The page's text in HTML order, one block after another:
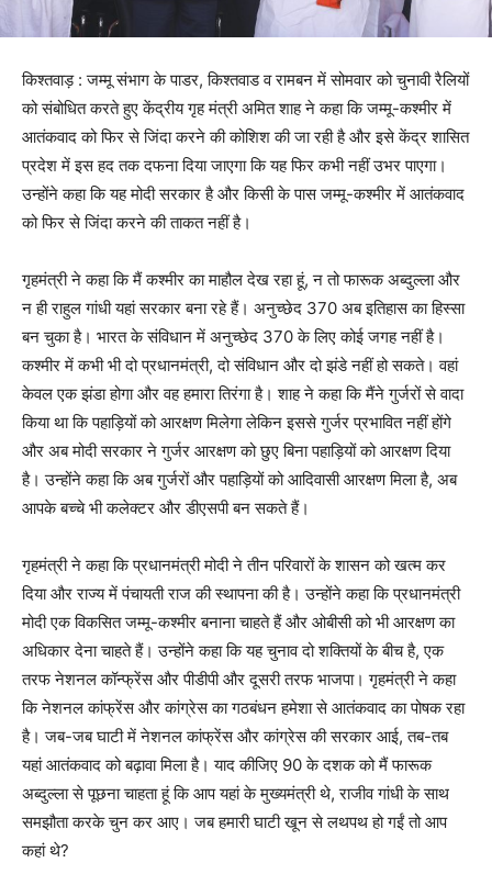
किश्तवाड़ : जम्मू संभाग के पाडर, किश्तवाड व रामबन में सोमवार को चुनावी रैलियों
को संबोधित करते हुए केंद्रीय गृह मंत्री अमित शाह ने कहा कि जम्मू-कश्मीर में
आतंकवाद को फिर से जिंदा करने की कोशिश की जा रही है और इसे केंद्र शासित
प्रदेश में इस हद तक दफना दिया जाएगा कि यह फिर कभी नहीं उभर पाएगा।
उन्होंने कहा कि यह मोदी सरकार है और किसी के पास जम्मू-कश्मीर में आतंकवाद
को फिर से जिंदा करने की ताकत नहीं है।
गृहमंत्री ने कहा कि मैं कश्मीर का माहौल देख रहा हूं, न तो फारूक अब्दुल्ला और
न ही राहुल गांधी यहां सरकार बना रहे हैं। अनुच्छेद 370 अब इतिहास का हिस्सा
बन चुका है। भारत के संविधान में अनुच्छेद 370 के लिए कोई जगह नहीं है।
कश्मीर में कभी भी दो प्रधानमंत्री, दो संविधान और दो झंडे नहीं हो सकते। वहां
केवल एक झंडा होगा और वह हमारा तिरंगा है। शाह ने कहा कि मैंने गुर्जरों से वादा
किया था कि पहाड़ियों को आरक्षण मिलेगा लेकिन इससे गुर्जर प्रभावित नहीं होंगे
और अब मोदी सरकार ने गुर्जर आरक्षण को छुए बिना पहाड़ियों को आरक्षण दिया
है। उन्होंने कहा कि अब गुर्जरों और पहाड़ियों को आदिवासी आरक्षण मिला है, अब
आपके बच्चे भी कलेक्टर और डीएसपी बन सकते हैं।
गृहमंत्री ने कहा कि प्रधानमंत्री मोदी ने तीन परिवारों के शासन को खत्म कर
दिया और राज्य में पंचायती राज की स्थापना की है। उन्होंने कहा कि प्रधानमंत्री
मोदी एक विकसित जम्मू-कश्मीर बनाना चाहते हैं और ओबीसी को भी आरक्षण का
अधिकार देना चाहते हैं। उन्होंने कहा कि यह चुनाव दो शक्तियों के बीच है, एक
तरफ नेशनल कॉन्फ्रेंस और पीडीपी और दूसरी तरफ भाजपा। गृहमंत्री ने कहा
कि नेशनल कांफ्रेंस और कांग्रेस का गठबंधन हमेशा से आतंकवाद का पोषक रहा
है। जब-जब घाटी में नेशनल कांफ्रेंस और कांग्रेस की सरकार आई, तब-तब
यहां आतंकवाद को बढ़ावा मिला है। याद कीजिए 90 के दशक को मैं फारूक
अब्दुल्ला से पूछना चाहता हूं कि आप यहां के मुख्यमंत्री थे, राजीव गांधी के साथ
समझौता करके चुन कर आए। जब हमारी घाटी खून से लथपथ हो गईं तो आप
कहां थे?